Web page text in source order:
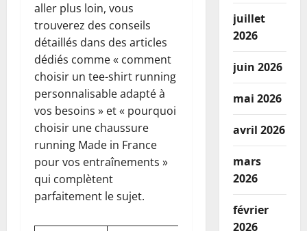
aller plus loin, vous
trouverez des conseils
détaillés dans des articles
dédiés comme « comment
choisir un tee-shirt running
personnalisable adapté à
vos besoins » et « pourquoi
choisir une chaussure
running Made in France
pour vos entraînements »
qui complètent
parfaitement le sujet.
juillet
2026
juin 2026
mai 2026
avril 2026
mars
2026
février
2026